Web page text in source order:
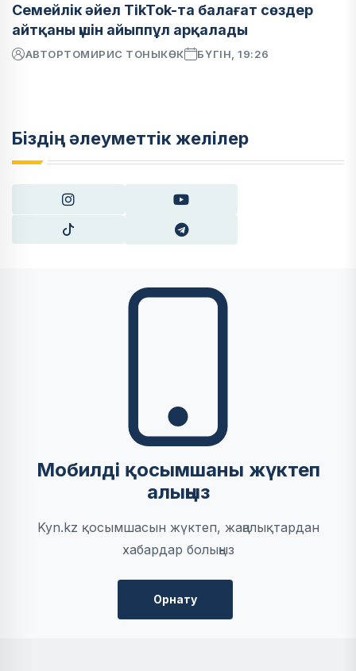
Семейлік әйел TikTok-та балағат сөздер
айтқаны үшін айыппұл арқалады
АВТОРТОМИРИС ТОНЫКӨК БҮГІН, 19:26
Біздің әлеуметтік желілер
Мобилді қосымшаны жүктеп
алыңыз
Kyn.kz қосымшасын жүктеп, жаңалықтардан
хабардар болыңыз
Орнату